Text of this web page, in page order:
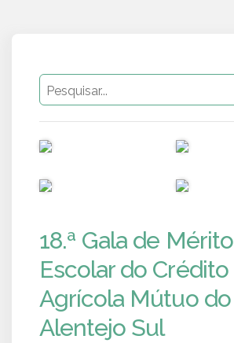
18.ª Gala de Mérito
Escolar do Crédito
Agrícola Mútuo do
Alentejo Sul